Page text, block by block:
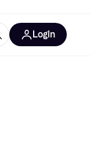
Login